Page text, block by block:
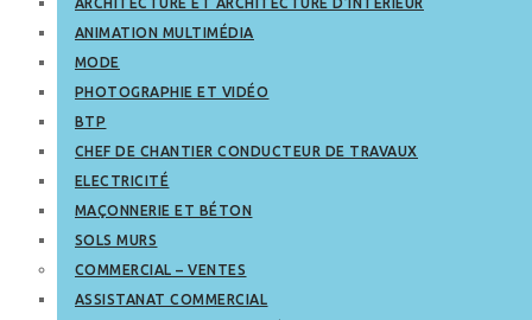
ANIMATION MULTIMÉDIA
MODE
PHOTOGRAPHIE ET VIDÉO
BTP
CHEF DE CHANTIER CONDUCTEUR DE TRAVAUX
ELECTRICITÉ
MAÇONNERIE ET BÉTON
SOLS MURS
COMMERCIAL – VENTES
ASSISTANAT COMMERCIAL